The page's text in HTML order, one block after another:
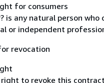
for consumers
is any natural person
or independent
revocation
right to revoke this